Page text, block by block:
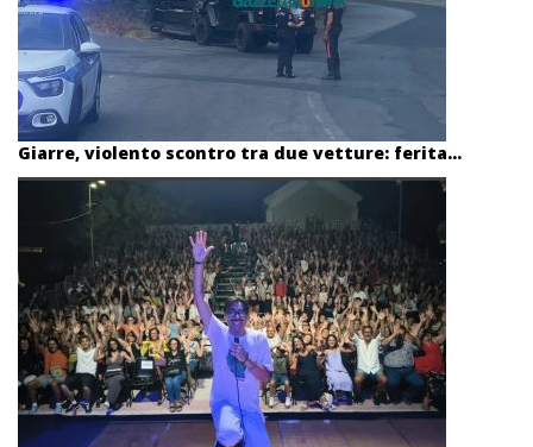
Giarre, violento scontro tra due vetture: ferita...